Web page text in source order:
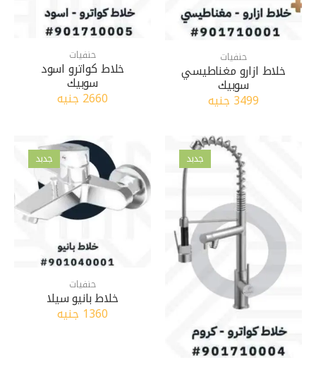
حنفيات
خلاط ازارو مغناطيسي
سوبيك
3499 جنيه
حنفيات
خلاط كواترو اسود
سوبيك
2660 جنيه
جدبد جدبد
حنفيات
خلاط بانيو سيلا
1360 جنيه